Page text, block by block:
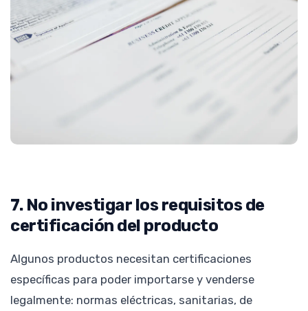
7. No investigar los requisitos de
certificación del producto
Algunos productos necesitan certificaciones
específicas para poder importarse y venderse
legalmente: normas eléctricas, sanitarias, de